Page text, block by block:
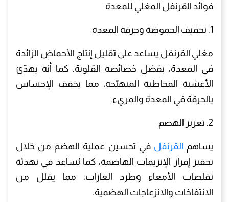
فوائد القرنفل المغلي للمعدة
1. تخفيف الحموضة وحرقة المعدة
مغلي القرنفل يساعد على تقليل إنتاج الأحماض الزائدة
في المعدة، بفضل خصائصه القلوية. كما أنه يهدّئ
الأغشية المخاطية المتهيّجة، مما يخفف الإحساس
بالحرقة في المعدة والمريء.
2. تعزيز الهضم
يساهم القرنفل في تحسين عملية الهضم من خلال
تحفيز إفراز الإنزيمات الهاضمة، كما يُساعد في تهدئة
تقلصات الأمعاء وطرد الغازات، مما يقلل من
الانتفاخات والانزعاجات الهضمية.